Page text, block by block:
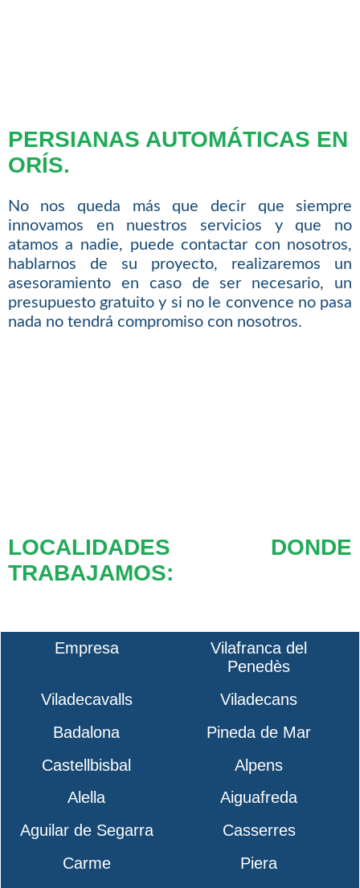
PERSIANAS AUTOMÁTICAS EN
ORÍS.
No nos queda más que decir que siempre
innovamos en nuestros servicios y que no
atamos a nadie, puede contactar con nosotros,
hablarnos de su proyecto, realizaremos un
asesoramiento en caso de ser necesario, un
presupuesto gratuito y si no le convence no pasa
nada no tendrá compromiso con nosotros.
LOCALIDADES DONDE
TRABAJAMOS:
Empresa
Vilafranca del
Penedès
Viladecavalls
Viladecans
Badalona
Pineda de Mar
Castellbisbal
Alpens
Alella
Aiguafreda
Aguilar de Segarra
Casserres
Carme
Piera